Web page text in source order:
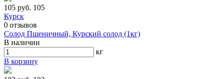
105 руб. 105
Курск
0 отзывов
Солод Пшеничный, Курский солод (1кг)
В наличии
кг
В корзину